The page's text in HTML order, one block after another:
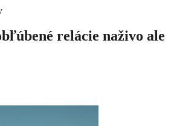
relácie naživo ale